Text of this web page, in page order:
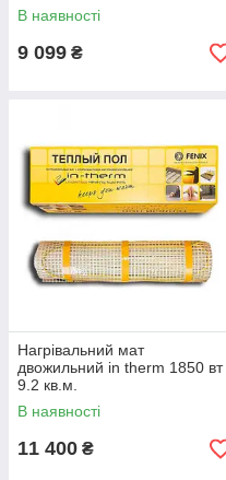
В наявності
9 099 ₴
Нагрівальний мат
двожильний in therm 1850 вт
9.2 кв.м.
В наявності
11 400 ₴